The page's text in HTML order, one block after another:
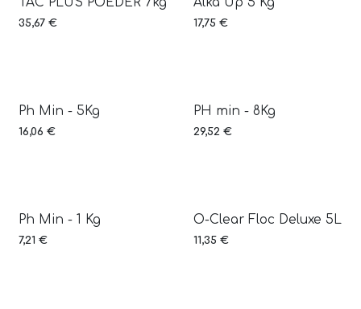
35,67 € 17,75€
Ph Min - 5Kg
16,06 €
PH min - 8Kg
29,52€
Ph Min - 1 Kg
7,21 €
O-Clear Floc Deluxe 5L
11,35€